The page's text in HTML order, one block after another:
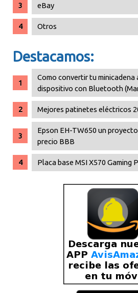
eBay
Otros
Destacamos:
Como convertir tu minicadena
dispositivo con Bluetooth
Mejores patinetes eléctricos
Epson EH-TW650 un
precio BBB
Placa base MSI X570 Gaming